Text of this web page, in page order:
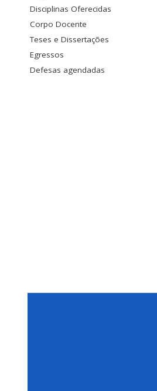
Disciplinas Oferecidas
Corpo Docente
Teses e Dissertações
Egressos
Defesas agendadas